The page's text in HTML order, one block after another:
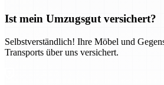
Ist mein Umzugsgut versichert?
Selbstverständlich! Ihre Möbel und
Transports über uns versichert.